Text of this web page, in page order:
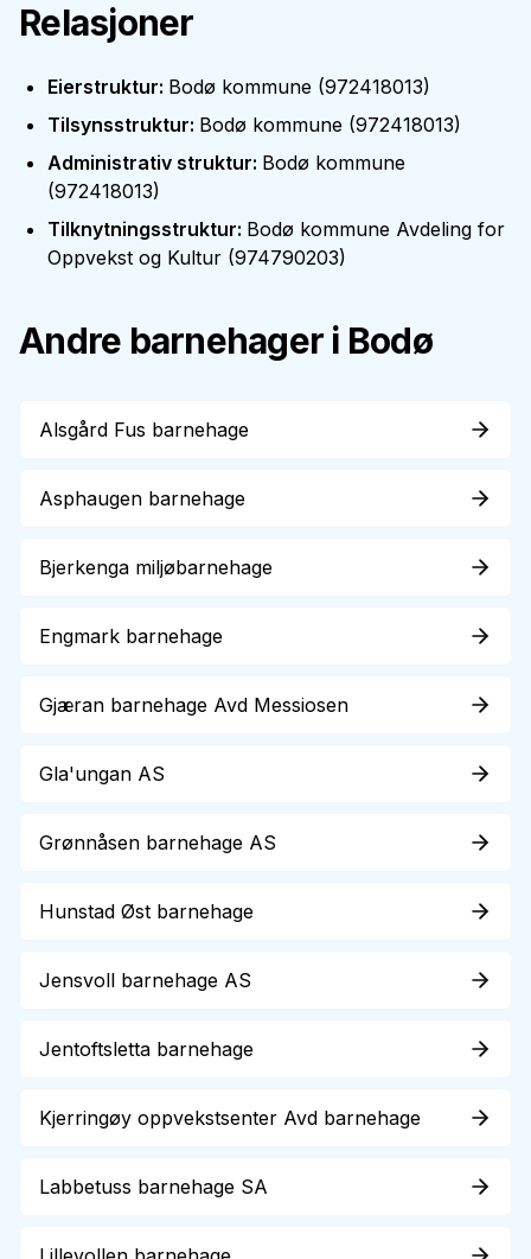
Relasjoner
Eierstruktur: Bodø kommune (972418013)
Tilsynsstruktur: Bodø kommune (972418013)
Administrativ struktur: Bodø kommune
(972418013)
Tilknytningsstruktur: Bodø kommune Avdeling for
Oppvekst og Kultur (974790203)
Andre barnehager i Bodø
Alsgård Fus barnehage
Asphaugen barnehage
Bjerkenga miljøbarnehage
Engmark barnehage
Gjæran barnehage Avd Messiosen
Gla'ungan AS
Grønnåsen barnehage AS
Hunstad Øst barnehage
Jensvoll barnehage AS
Jentoftsletta barnehage
Kjerringøy oppvekstsenter Avd barnehage
Labbetuss barnehage SA